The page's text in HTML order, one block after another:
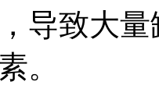
导致大
。